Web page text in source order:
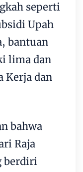
seperti
Upah
bantuan
lima dan
Kerja dan
bahwa
Raja
berdiri